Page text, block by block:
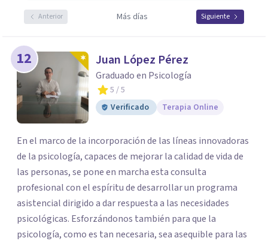
Anterior Más días Siguiente
12 Juan López Pérez
Graduado en Psicología
5 / 5
Verificado
Terapia Online
En el marco de la incorporación de las líneas innovadoras
de la psicología, capaces de mejorar la calidad de vida de
las personas, se pone en marcha esta consulta
profesional con el espíritu de desarrollar un programa
asistencial dirigido a dar respuesta a las necesidades
psicológicas. Esforzándonos también para que la
psicología, como es tan necesaria, sea asequible para las